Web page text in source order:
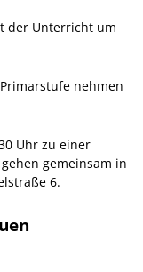
der Unterricht um
nehmen
Uhr zu einer
gemeinsam in
6.